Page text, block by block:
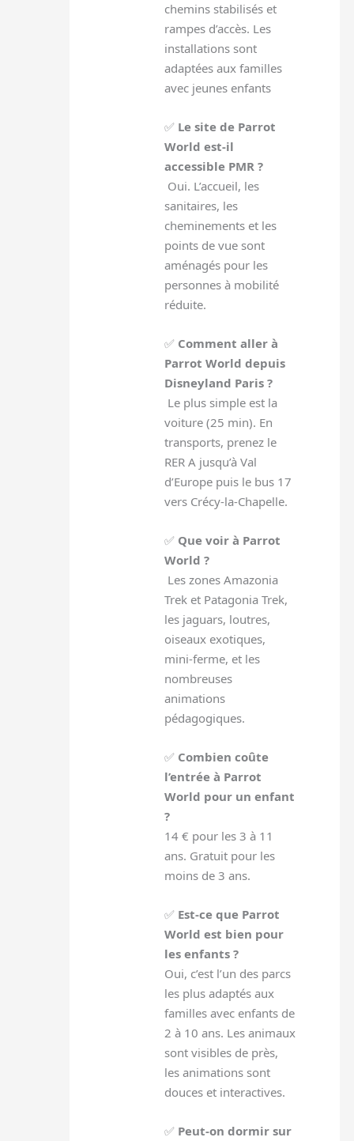
chemins stabilisés et
rampes d’accès. Les
installations sont
adaptées aux familles
avec jeunes enfants
✅ Le site de Parrot
World est-il
accessible PMR ?
Oui. L’accueil, les
sanitaires, les
cheminements et les
points de vue sont
aménagés pour les
personnes à mobilité
réduite.
✅ Comment aller à
Parrot World depuis
Disneyland Paris ?
Le plus simple est la
voiture (25 min). En
transports, prenez le
RER A jusqu’à Val
d’Europe puis le bus 17
vers Crécy-la-Chapelle.
✅ Que voir à Parrot
World ?
Les zones Amazonia
Trek et Patagonia Trek,
les jaguars, loutres,
oiseaux exotiques,
mini-ferme, et les
nombreuses
animations
pédagogiques.
✅ Combien coûte
l’entrée à Parrot
World pour un enfant
?
14 € pour les 3 à 11
ans. Gratuit pour les
moins de 3 ans.
✅ Est-ce que Parrot
World est bien pour
les enfants ?
Oui, c’est l’un des parcs
les plus adaptés aux
familles avec enfants de
2 à 10 ans. Les animaux
sont visibles de près,
les animations sont
douces et interactives.
✅ Peut-on dormir sur